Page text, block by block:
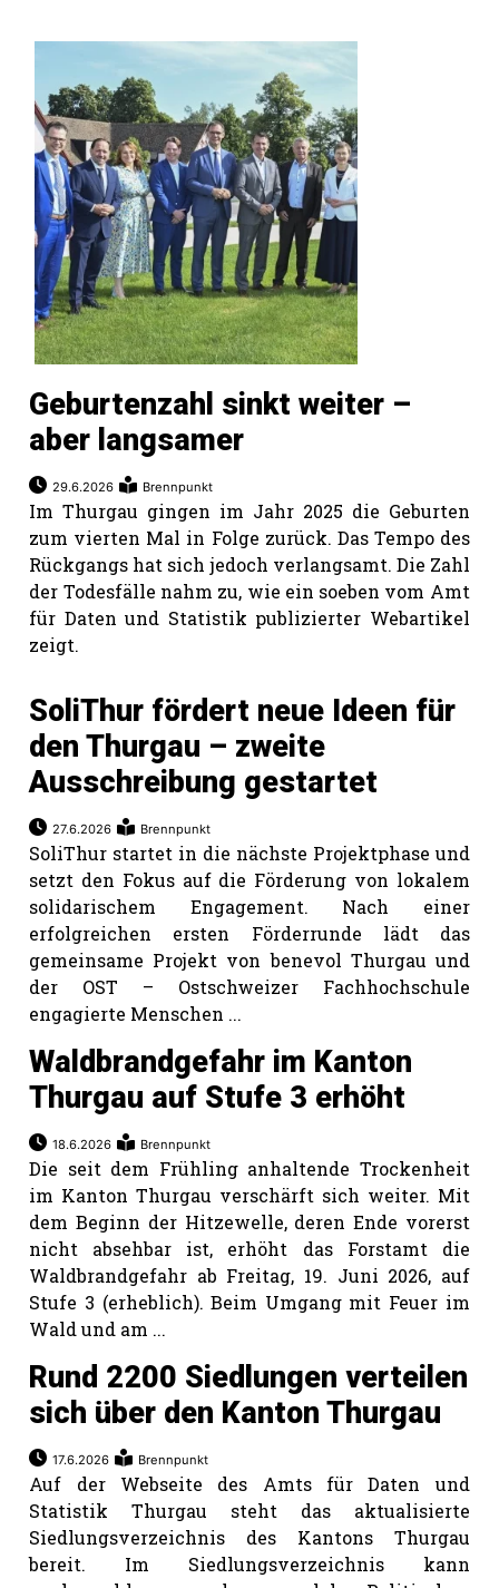
Geburtenzahl sinkt weiter –
aber langsamer
29.6.2026 Brennpunkt
Im Thurgau gingen im Jahr 2025 die Geburten
zum vierten Mal in Folge zurück. Das Tempo des
Rückgangs hat sich jedoch verlangsamt. Die Zahl
der Todesfälle nahm zu, wie ein soeben vom Amt
für Daten und Statistik publizierter Webartikel
zeigt.
SoliThur fördert neue Ideen für
den Thurgau – zweite
Ausschreibung gestartet
27.6.2026 Brennpunkt
SoliThur startet in die nächste Projektphase und
setzt den Fokus auf die Förderung von lokalem
solidarischem Engagement. Nach einer
erfolgreichen ersten Förderrunde lädt das
gemeinsame Projekt von benevol Thurgau und
der OST – Ostschweizer Fachhochschule
engagierte Menschen ...
Waldbrandgefahr im Kanton
Thurgau auf Stufe 3 erhöht
18.6.2026 Brennpunkt
Die seit dem Frühling anhaltende Trockenheit
im Kanton Thurgau verschärft sich weiter. Mit
dem Beginn der Hitzewelle, deren Ende vorerst
nicht absehbar ist, erhöht das Forstamt die
Waldbrandgefahr ab Freitag, 19. Juni 2026, auf
Stufe 3 (erheblich). Beim Umgang mit Feuer im
Wald und am ...
Rund 2200 Siedlungen verteilen
sich über den Kanton Thurgau
17.6.2026 Brennpunkt
Auf der Webseite des Amts für Daten und
Statistik Thurgau steht das aktualisierte
Siedlungsverzeichnis des Kantons Thurgau
bereit. Im Siedlungsverzeichnis kann